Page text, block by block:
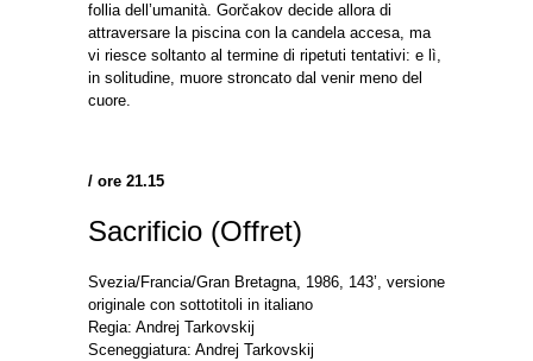
follia dell’umanità. Gorčakov decide allora di
attraversare la piscina con la candela accesa, ma
vi riesce soltanto al termine di ripetuti tentativi: e lì,
in solitudine, muore stroncato dal venir meno del
cuore.
/ ore 21.15
Sacrificio (Offret)
Svezia/Francia/Gran Bretagna, 1986, 143’, versione
originale con sottotitoli in italiano
Regia: Andrej Tarkovskij
Sceneggiatura: Andrej Tarkovskij